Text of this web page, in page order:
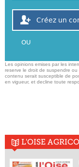
Créez un
OU
Les opinions emises par les
reserve le droit de suspendre
contenu serait susceptible de
en vigueur, et decline toute
L'OISE